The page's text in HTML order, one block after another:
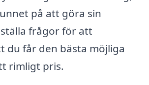
på att göra sin
frågor för att
du får den bästa möjliga
rimligt pris.